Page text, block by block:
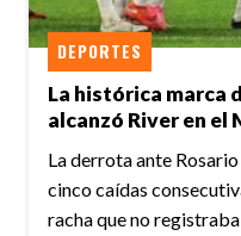
La histórica marca
alcanzó River en el
DEPORTES
La derrota ante
cinco caídas
racha que no